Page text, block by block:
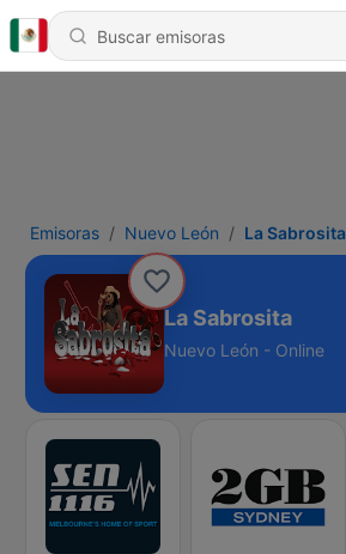
Emisoras Nuevo León La Sabrosita
La Sabrosita
Nuevo León - Online